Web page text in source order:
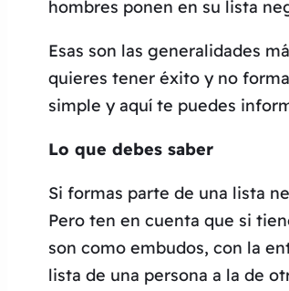
hombres ponen en su lista
Esas son las generalidades
quieres tener éxito y no
simple y aquí te puedes
Lo que debes saber
Si formas parte de una lista
Pero ten en cuenta que si
son como embudos, con la
lista de una persona a la de